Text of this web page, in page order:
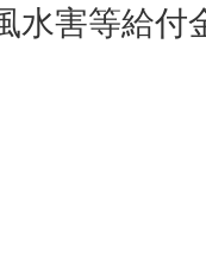
水害等給付